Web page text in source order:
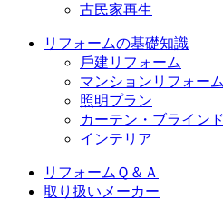
古民家再生
リフォームの基礎知識
⼾建リフォーム
マンションリフォーム
照明プラン
カーテン・ブラインド
インテリア
リフォームＱ＆Ａ
取り扱いメーカー